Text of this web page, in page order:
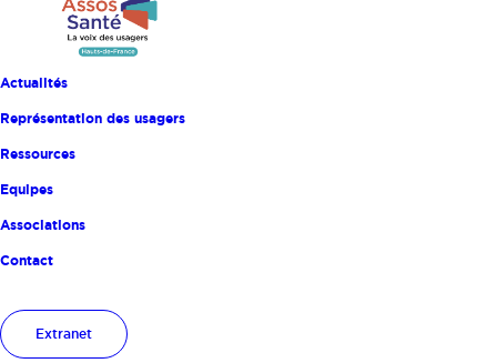
Actualités
Représentation des usagers
Ressources
Equipes
Associations
Contact
Extranet
Devenir RU pourquoi pas moi ?
Devenir RU pourquoi pas
moi ?